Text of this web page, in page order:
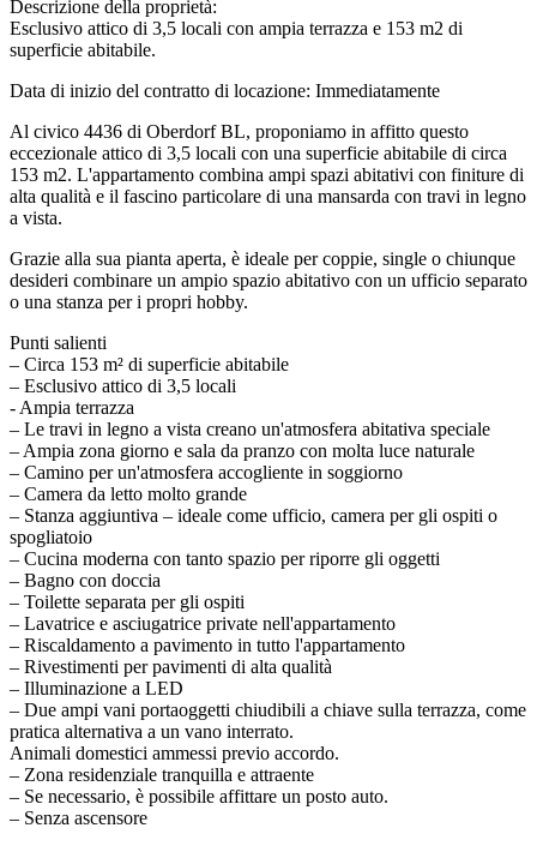
Descrizione della proprietà:
Esclusivo attico di 3,5 locali con ampia terrazza e 153 m2 di
superficie abitabile.
Data di inizio del contratto di locazione: Immediatamente
Al civico 4436 di Oberdorf BL, proponiamo in affitto questo
eccezionale attico di 3,5 locali con una superficie abitabile di circa
153 m2. L'appartamento combina ampi spazi abitativi con finiture di
alta qualità e il fascino particolare di una mansarda con travi in legno
a vista.
Grazie alla sua pianta aperta, è ideale per coppie, single o chiunque
desideri combinare un ampio spazio abitativo con un ufficio separato
o una stanza per i propri hobby.
Punti salienti
– Circa 153 m² di superficie abitabile
– Esclusivo attico di 3,5 locali
- Ampia terrazza
– Le travi in legno a vista creano un'atmosfera abitativa speciale
– Ampia zona giorno e sala da pranzo con molta luce naturale
– Camino per un'atmosfera accogliente in soggiorno
– Camera da letto molto grande
– Stanza aggiuntiva – ideale come ufficio, camera per gli ospiti o
spogliatoio
– Cucina moderna con tanto spazio per riporre gli oggetti
– Bagno con doccia
– Toilette separata per gli ospiti
– Lavatrice e asciugatrice private nell'appartamento
– Riscaldamento a pavimento in tutto l'appartamento
– Rivestimenti per pavimenti di alta qualità
– Illuminazione a LED
– Due ampi vani portaoggetti chiudibili a chiave sulla terrazza, come
pratica alternativa a un vano interrato.
Animali domestici ammessi previo accordo.
– Zona residenziale tranquilla e attraente
– Se necessario, è possibile affittare un posto auto.
– Senza ascensore